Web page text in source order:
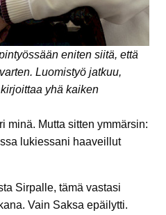
eniten siitä, että
Luomistyö jatkuu,
yhä kaiken
minä. Mutta sitten ymmärsin:
lukiessani haaveillut
Sirpalle, tämä vastasi
Vain Saksa epäilytti.